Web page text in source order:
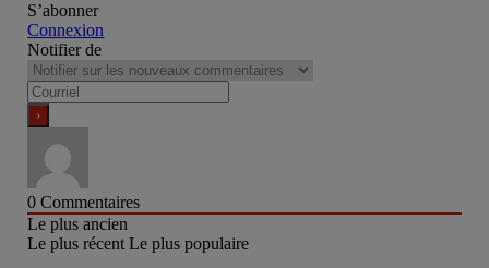
S’abonner
Connexion
Notifier de
0 Commentaires
Le plus ancien
Le plus récent Le plus populaire